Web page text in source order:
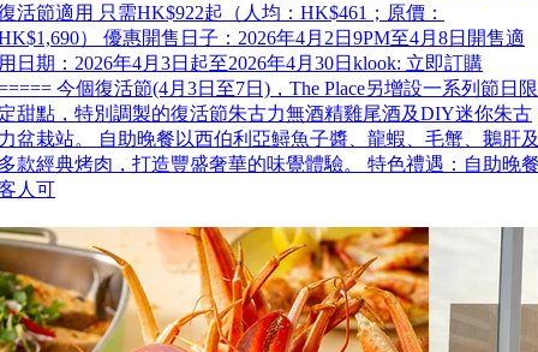
活節適用 只需HK$922起（人均：HK$461；原價：
） 優惠開售日子：2026年4月2日9PM至4月8日開售適
日期：2026年4月3日起至2026年4月30日klook: 立即訂購
今個復活節(4月3日至7日)，The Place另增設一系列節日限
甜點，特別調製的復活節朱古力無酒精雞尾酒及DIY迷你朱古
盆栽站。 自助晚餐以西伯利亞鱘魚子醬、龍蝦、毛蟹、鵝肝
款經典烤肉，打造豐盛奢華的味覺體驗。 特色禮遇：自助晚
人可